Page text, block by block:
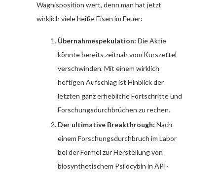
Wagnisposition wert, denn man hat jetzt
wirklich viele heiße Eisen im Feuer:
Übernahmespekulation: Die Aktie
könnte bereits zeitnah vom Kurszettel
verschwinden. Mit einem wirklich
heftigen Aufschlag ist Hinblick der
letzten ganz erhebliche Fortschritte und
Forschungsdurchbrüchen zu rechen.
Der ultimative Breakthrough: Nach
einem Forschungsdurchbruch im Labor
bei der Formel zur Herstellung von
biosynthetischem Psilocybin in API-